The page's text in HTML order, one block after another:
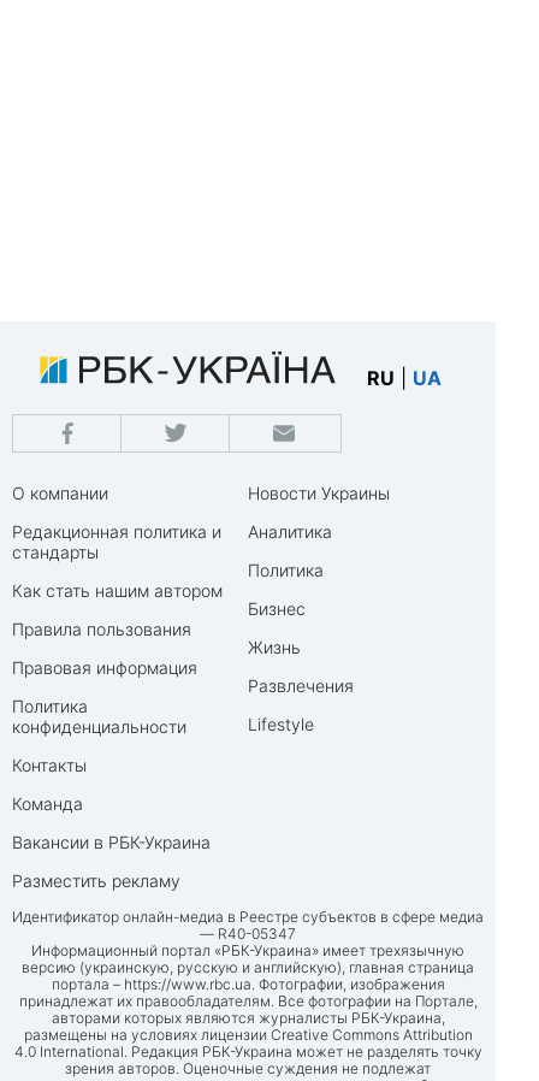
RU UA
О компании
Редакционная политика и
стандарты
Как стать нашим автором
Правила пользования
Правовая информация
Политика
конфиденциальности
Контакты
Команда
Вакансии в РБК-Украина
Разместить рекламу
Новости Украины
Аналитика
Политика
Бизнес
Жизнь
Развлечения
Lifestyle
Идентификатор онлайн-медиа в Реестре субъектов в сфере медиа
— R40-05347
Информационный портал «РБК-Украина» имеет трехязычную
версию (украинскую, русскую и английскую), главная страница
портала – https://www.rbc.ua. Фотографии, изображения
принадлежат их правообладателям. Все фотографии на Портале,
авторами которых являются журналисты РБК-Украина,
размещены на условиях лицензии Creative Commons Attribution
4.0 International. Редакция РБК-Украина может не разделять точку
зрения авторов. Оценочные суждения не подлежат